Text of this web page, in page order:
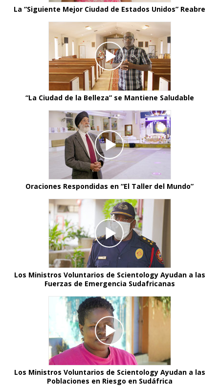
La “Siguiente Mejor Ciudad de Estados Unidos” Reabre
“La Ciudad de la Belleza” se Mantiene Saludable
Oraciones Respondidas en “El Taller del Mundo”
Los Ministros Voluntarios de Scientology Ayudan a las
Fuerzas de Emergencia Sudafricanas
Los Ministros Voluntarios de Scientology Ayudan a las
Poblaciones en Riesgo en Sudáfrica